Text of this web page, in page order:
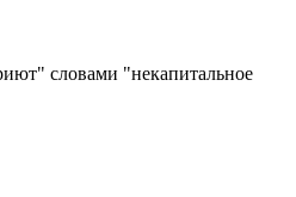
словами "некапитальное